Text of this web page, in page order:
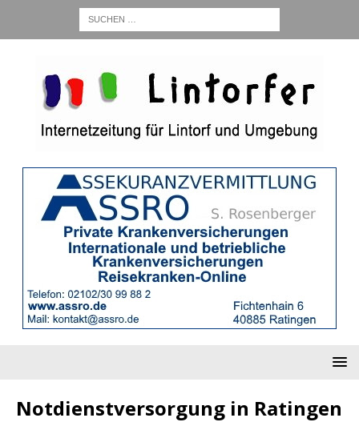
Notdienstversorgung in Ratingen